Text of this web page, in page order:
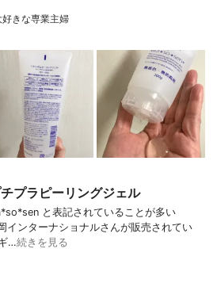
きな専業主婦
プラピーリングジェル
と表記されていることが多い
インターナショナルさんが販売されてい
…続きを見る